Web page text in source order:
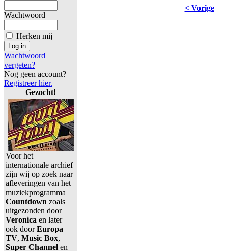
Wachtwoord
Herken mij
Wachtwoord
vergeten?
Nog geen account?
Registreer hier.
Gezocht!
Voor het
internationale archief
zijn wij op zoek naar
afleveringen van het
muziekprogramma
Countdown zoals
uitgezonden door
Veronica en later
ook doorEuropa
TV, Music Box,
Super Channel en
< Vorige